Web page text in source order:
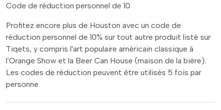
Code de réduction personnel de 10
Profitez encore plus de Houston avec un code de
réduction personnel de 10% sur tout autre produit listé sur
Tiqets, y compris l'art populaire américain classique à
l'Orange Show et la Beer Can House (maison de la bière).
Les codes de réduction peuvent être utilisés 5 fois par
personne.